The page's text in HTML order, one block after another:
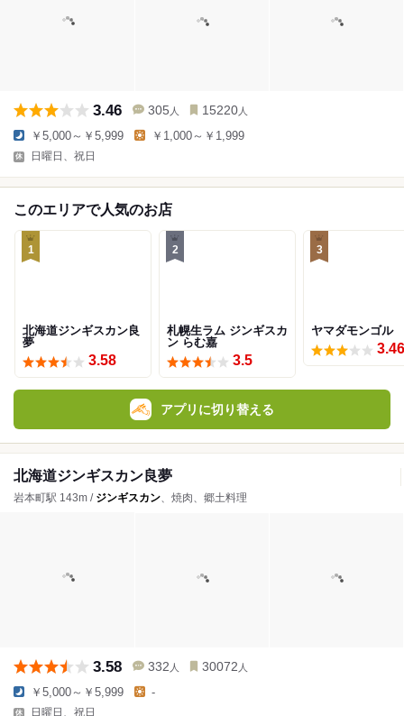
3.46 305 人 15220 人
￥5,000～￥5,999 ￥1,000～￥1,999
日曜日、祝日
このエリアで人気のお店
1
北海道ジンギスカン良
夢
3.58
2
札幌生ラム ジンギスカ
ン らむ嘉
3.5
3
ヤマダモンゴル
3.46
アプリに切り替える
北海道ジンギスカン良夢
岩本町駅 143m / ジンギスカン、焼肉、郷土料理
3.58 332 人 30072 人
￥5,000～￥5,999 -
日曜日、祝日